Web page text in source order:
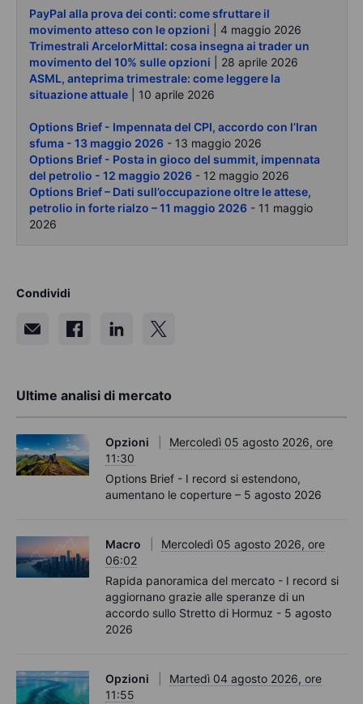
PayPal alla prova dei conti: come sfruttare il
movimento atteso con le opzioni | 4 maggio 2026
Trimestrali ArcelorMittal: cosa insegna ai trader un
movimento del 10% sulle opzioni | 28 aprile 2026
ASML, anteprima trimestrale: come leggere la
situazione attuale | 10 aprile 2026
Options Brief - Impennata del CPI, accordo con l’Iran
sfuma - 13 maggio 2026 - 13 maggio 2026
Options Brief - Posta in gioco del summit, impennata
del petrolio - 12 maggio 2026 - 12 maggio 2026
Options Brief – Dati sull’occupazione oltre le attese,
petrolio in forte rialzo – 11 maggio 2026 - 11 maggio
2026
Condividi
Ultime analisi di mercato
Opzioni
Mercoledì 05 agosto 2026, ore
11:30
Options Brief - I record si estendono,
aumentano le coperture – 5 agosto 2026
Macro
Mercoledì 05 agosto 2026, ore
06:02
Rapida panoramica del mercato - I record si
aggiornano grazie alle speranze di un
accordo sullo Stretto di Hormuz - 5 agosto
2026
Opzioni
Martedì 04 agosto 2026, ore
11:55